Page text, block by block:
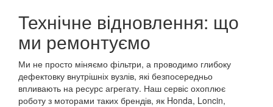
Технічне відновлення: що
ми ремонтуємо
Ми не просто міняємо фільтри, а проводимо глибоку
дефектовку внутрішніх вузлів, які безпосередньо
впливають на ресурс агрегату. Наш сервіс охоплює
роботу з моторами таких брендів, як Honda, Loncin,